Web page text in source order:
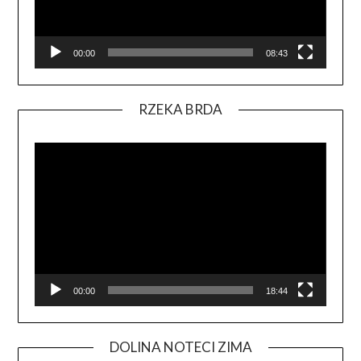
00:00 08:43
RZEKA BRDA
00:00 18:44
DOLINA NOTECI ZIMA